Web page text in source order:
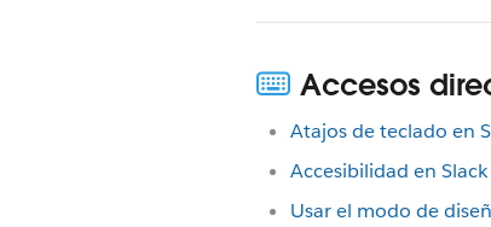
Accesos
Atajos de teclado en
Accesibilidad en Slack
Usar el modo de